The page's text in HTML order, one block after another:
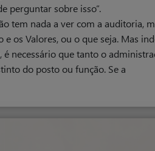
perguntar sobre isso”.
tem nada a ver com a auditoria,
e os Valores, ou o que seja. Mas
é necessário que tanto o
do posto ou função. Se a